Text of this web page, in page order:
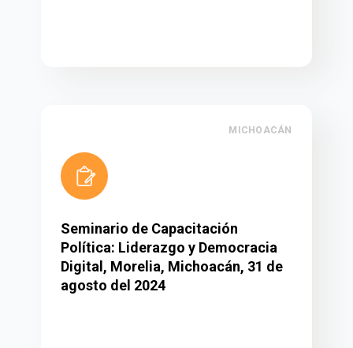
MICHOACÁN
Seminario de Capacitación
Política: Liderazgo y Democracia
Digital, Morelia, Michoacán, 31 de
agosto del 2024